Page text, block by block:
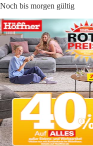
Noch bis morgen gültig